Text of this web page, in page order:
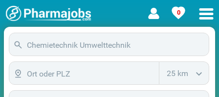
0
25 km